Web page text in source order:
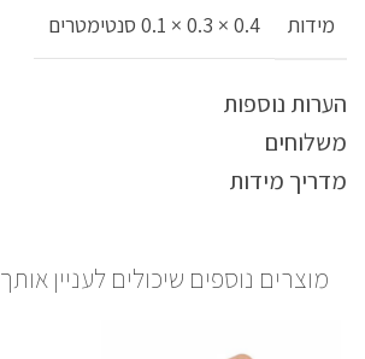
מידות 0.4 × 0.3 × 0.1 סנטימטרים
הערות נוספות
משלוחים
מדריך מידות
מוצרים נוספים שיכולים לעניין אותך